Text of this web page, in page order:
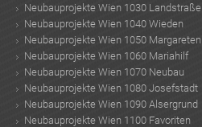
Neubauprojekte Wien 1030 Landstraße
Neubauprojekte Wien 1040 Wieden
Neubauprojekte Wien 1050 Margareten
Neubauprojekte Wien 1060 Mariahilf
Neubauprojekte Wien 1070 Neubau
Neubauprojekte Wien 1080 Josefstadt
Neubauprojekte Wien 1090 Alsergrund
Neubauprojekte Wien 1100 Favoriten